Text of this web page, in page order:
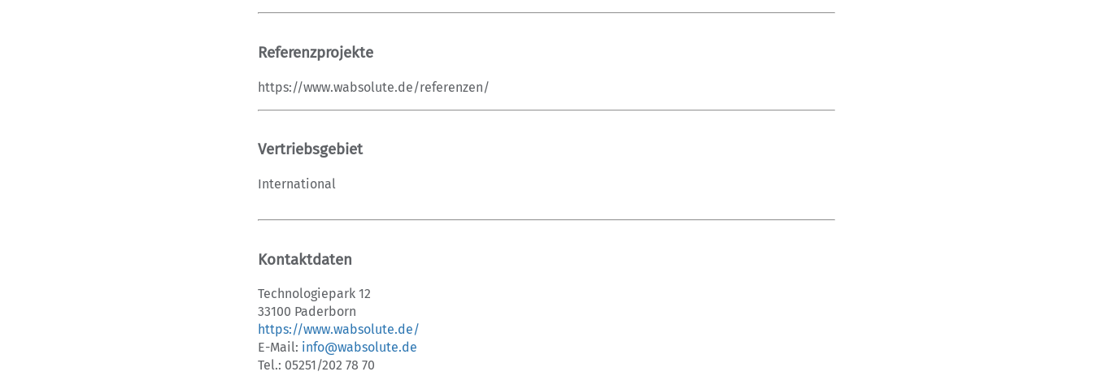
Referenzprojekte
https://www.wabsolute.de/referenzen/
Vertriebsgebiet
International
Kontaktdaten
Technologiepark 12
33100 Paderborn
https://www.wabsolute.de/
E-Mail: info@wabsolute.de
Tel.: 05251/202 78 70